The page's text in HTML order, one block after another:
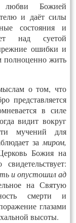
любви Божией
и даёт силы
состояния и
над суетой
ошибки и
полноценно жить
о том, что
представляется
в силе
видит вокруг
мучений для
за миром,
Божия на
и опустошил ад
на Святую
смерти и
глазами
высоты.